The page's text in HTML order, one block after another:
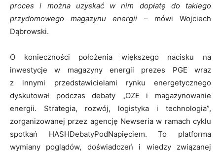
proces i można uzyskać w nim dopłatę do takiego
przydomowego magazynu energii – mówi Wojciech
Dąbrowski.
O konieczności położenia większego nacisku na
inwestycje w magazyny energii prezes PGE wraz
z innymi przedstawicielami rynku energetycznego
dyskutował podczas debaty „OZE i magazynowanie
energii. Strategia, rozwój, logistyka i technologia”,
zorganizowanej przez agencję Newseria w ramach cyklu
spotkań HASHDebatyPodNapięciem. To platforma
wymiany poglądów, doświadczeń i wiedzy związanej